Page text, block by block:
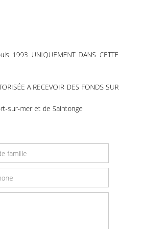
1993 UNIQUEMENT DANS CETTE
A RECEVOIR DES FONDS SUR
sur-mer et de Saintonge